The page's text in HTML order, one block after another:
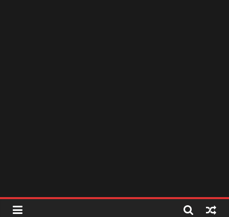
ลพบุรี
สถานี